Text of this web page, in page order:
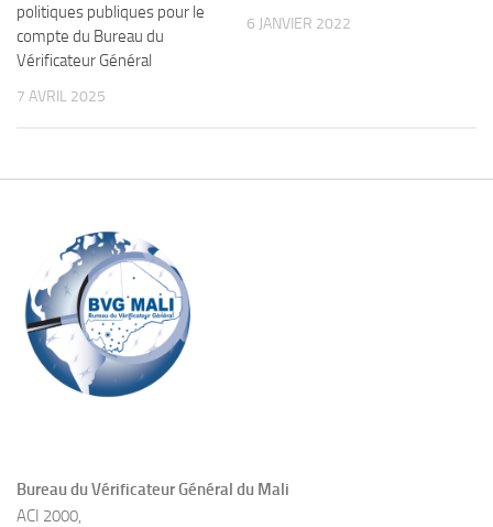
politiques publiques pour le
compte du Bureau du
Vérificateur Général
7 AVRIL 2025
6 JANVIER 2022
Bureau du Vérificateur Général du Mali
ACI 2000,